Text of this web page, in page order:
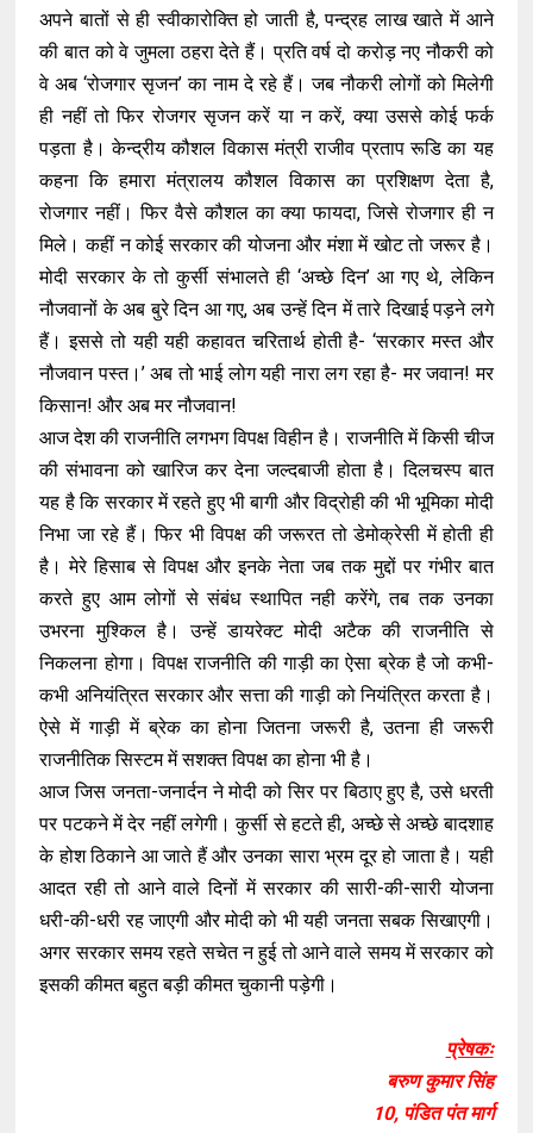
अपने बातों से ही स्वीकारोक्ति हो जाती है, पन्द्रह लाख खाते में आने
की बात को वे जुमला ठहरा देते हैं। प्रति वर्ष दो करोड़ नए नौकरी को
वे अब ‘रोजगार सृजन’ का नाम दे रहे हैं। जब नौकरी लोगों को मिलेगी
ही नहीं तो फिर रोजगर सृजन करें या न करें, क्या उससे कोई फर्क
पड़ता है। केन्द्रीय कौशल विकास मंत्री राजीव प्रताप रूडि का यह
कहना कि हमारा मंत्रालय कौशल विकास का प्रशिक्षण देता है,
रोजगार नहीं। फिर वैसे कौशल का क्या फायदा, जिसे रोजगार ही न
मिले। कहीं न कोई सरकार की योजना और मंशा में खोट तो जरूर है।
मोदी सरकार के तो कुर्सी संभालते ही ‘अच्छे दिन’ आ गए थे, लेकिन
नौजवानों के अब बुरे दिन आ गए, अब उन्हें दिन में तारे दिखाई पड़ने लगे
हैं। इससे तो यही यही कहावत चरितार्थ होती है- ‘सरकार मस्त और
नौजवान पस्त।’ अब तो भाई लोग यही नारा लग रहा है- मर जवान! मर
किसान! और अब मर नौजवान!
आज देश की राजनीति लगभग विपक्ष विहीन है। राजनीति में किसी चीज
की संभावना को खारिज कर देना जल्दबाजी होता है। दिलचस्प बात
यह है कि सरकार में रहते हुए भी बागी और विद्रोही की भी भूमिका मोदी
निभा जा रहे हैं। फिर भी विपक्ष की जरूरत तो डेमोक्रेसी में होती ही
है। मेरे हिसाब से विपक्ष और इनके नेता जब तक मुद्दों पर गंभीर बात
करते हुए आम लोगों से संबंध स्थापित नही करेंगे, तब तक उनका
उभरना मुश्किल है। उन्हें डायरेक्ट मोदी अटैक की राजनीति से
निकलना होगा। विपक्ष राजनीति की गाड़ी का ऐसा ब्रेक है जो कभी-
कभी अनियंत्रित सरकार और सत्ता की गाड़ी को नियंत्रित करता है।
ऐसे में गाड़ी में ब्रेक का होना जितना जरूरी है, उतना ही जरूरी
राजनीतिक सिस्टम में सशक्त विपक्ष का होना भी है।
आज जिस जनता-जनार्दन ने मोदी को सिर पर बिठाए हुए है, उसे धरती
पर पटकने में देर नहीं लगेगी। कुर्सी से हटते ही, अच्छे से अच्छे बादशाह
के होश ठिकाने आ जाते हैं और उनका सारा भ्रम दूर हो जाता है। यही
आदत रही तो आने वाले दिनों में सरकार की सारी-की-सारी योजना
धरी-की-धरी रह जाएगी और मोदी को भी यही जनता सबक सिखाएगी।
अगर सरकार समय रहते सचेत न हुई तो आने वाले समय में सरकार को
इसकी कीमत बहुत बड़ी कीमत चुकानी पड़ेगी।
प्रेषकः
बरुण कुमार सिंह
10, पंडित पंत मार्ग